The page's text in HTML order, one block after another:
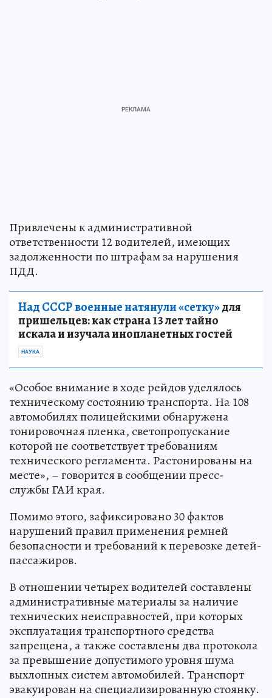
Привлечены к административной
ответственности 12 водителей, имеющих
задолженности по штрафам за нарушения
ПДД.
Над СССР военные натянули «сетку»для
пришельцев: как страна 13 лет тайно
искала и изучала инопланетных гостей
НАУКА
«Особое внимание в ходе рейдов уделялось
техническому состоянию транспорта. На 108
автомобилях полицейскими обнаружена
тонировочная пленка, светопропускание
которой не соответствует требованиям
технического регламента. Растонированы на
месте», – говорится в сообщении пресс-
службы ГАИ края.
Помимо этого, зафиксировано 30 фактов
нарушений правил применения ремней
безопасности и требований к перевозке детей-
пассажиров.
В отношении четырех водителей составлены
административные материалы за наличие
технических неисправностей, при которых
эксплуатация транспортного средства
запрещена, а также составлены два протокола
за превышение допустимого уровня шума
выхлопных систем автомобилей. Транспорт
эвакуирован на специализированную стоянку.